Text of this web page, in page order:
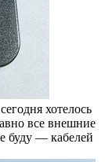
хотелось
все внешние
буду — кабелей